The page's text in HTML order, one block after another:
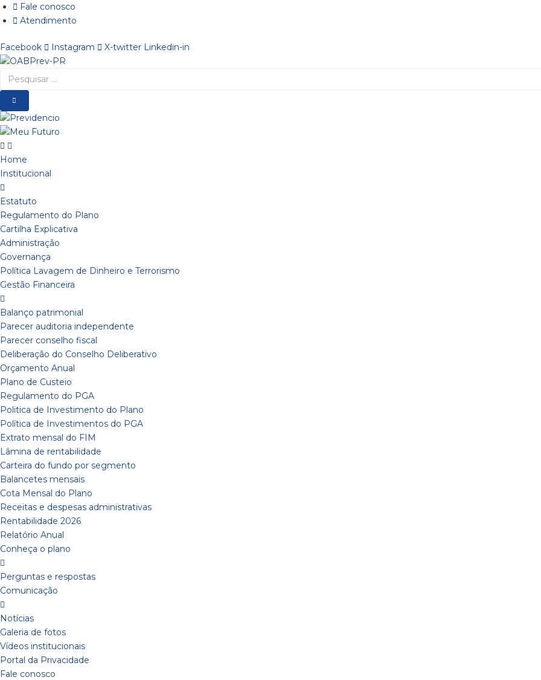
Ir
para
conteúdo
Fale conosco
Atendimento
Facebook Instagram X-twitter Linkedin-in
Pesquisar
…
Home
Institucional
Estatuto
Regulamento do Plano
Cartilha Explicativa
Administração
Governança
Política Lavagem de Dinheiro e Terrorismo
Gestão Financeira
Balanço patrimonial
Parecer auditoria independente
Parecer conselho fiscal
Deliberação do Conselho Deliberativo
Orçamento Anual
Plano de Custeio
Regulamento do PGA
Politica de Investimento do Plano
Política de Investimentos do PGA
Extrato mensal do FIM
Lâmina de rentabilidade
Carteira do fundo por segmento
Balancetes mensais
Cota Mensal do Plano
Receitas e despesas administrativas
Rentabilidade 2026
Relatório Anual
Conheça o plano
Perguntas e respostas
Comunicação
Notícias
Galeria de fotos
Vídeos institucionais
Portal da Privacidade
Fale conosco